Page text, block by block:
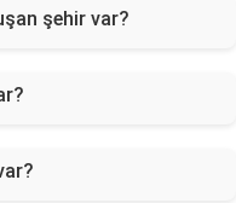
şehir var?